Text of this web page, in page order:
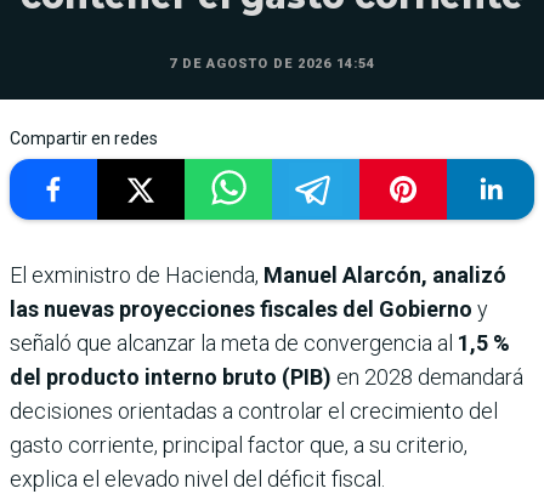
7 DE AGOSTO DE 2026 14:54
Compartir en redes
El exministro de Hacienda, Manuel Alarcón, analizó
las nuevas proyecciones fiscales del Gobierno y
señaló que alcanzar la meta de convergencia al 1,5 %
del producto interno bruto (PIB) en 2028 demandará
decisiones orientadas a controlar el crecimiento del
gasto corriente, principal factor que, a su criterio,
explica el elevado nivel del déficit fiscal.